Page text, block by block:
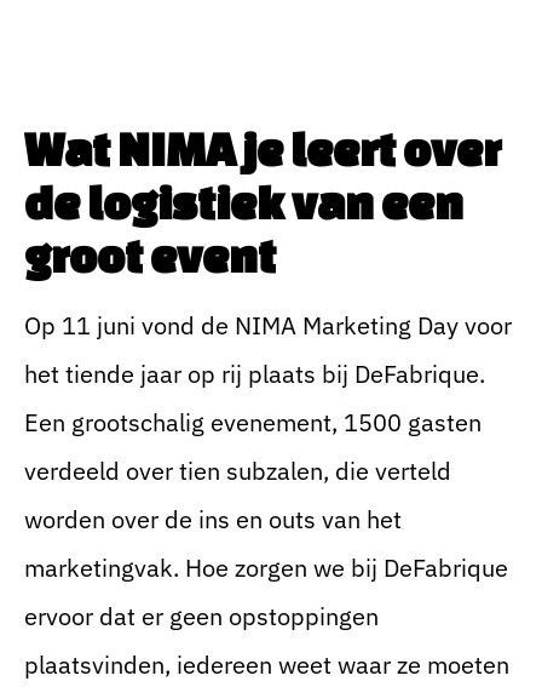
Wat NIMA je leert over
de logistiek van een
groot event
Op 11 juni vond de NIMA Marketing Day voor
het tiende jaar op rij plaats bij DeFabrique.
Een grootschalig evenement, 1500 gasten
verdeeld over tien subzalen, die verteld
worden over de ins en outs van het
marketingvak. Hoe zorgen we bij DeFabrique
ervoor dat er geen opstoppingen
plaatsvinden, iedereen weet waar ze moeten